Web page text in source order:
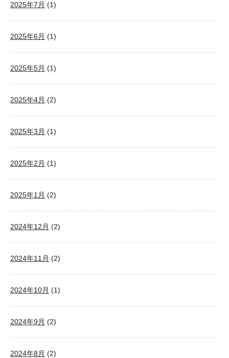
2025年7月 (1)
2025年6月 (1)
2025年5月 (1)
2025年4月 (2)
2025年3月 (1)
2025年2月 (1)
2025年1月 (2)
2024年12月 (2)
2024年11月 (2)
2024年10月 (1)
2024年9月 (2)
2024年8月 (2)